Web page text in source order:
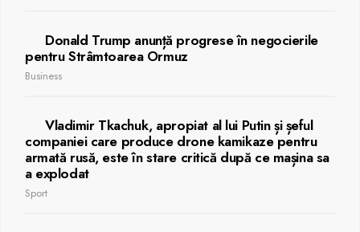
Donald Trump anunță progrese în negocierile
pentru Strâmtoarea Ormuz
Business
Vladimir Tkachuk, apropiat al lui Putin și șeful
companiei care produce drone kamikaze pentru
armată rusă, este în stare critică după ce mașina sa
a explodat
Sport